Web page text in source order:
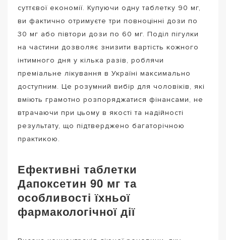
суттєвої економії. Купуючи одну таблетку 90 мг,
ви фактично отримуєте три повноцінні дози по
30 мг або півтори дози по 60 мг. Поділ пігулки
на частини дозволяє знизити вартість кожного
інтимного дня у кілька разів, роблячи
преміальне лікування в Україні максимально
доступним. Це розумний вибір для чоловіків, які
вміють грамотно розпоряджатися фінансами, не
втрачаючи при цьому в якості та надійності
результату, що підтверджено багаторічною
практикою.
Ефективні таблетки
Дапоксетин 90 мг та
особливості їхньої
фармакологічної дії